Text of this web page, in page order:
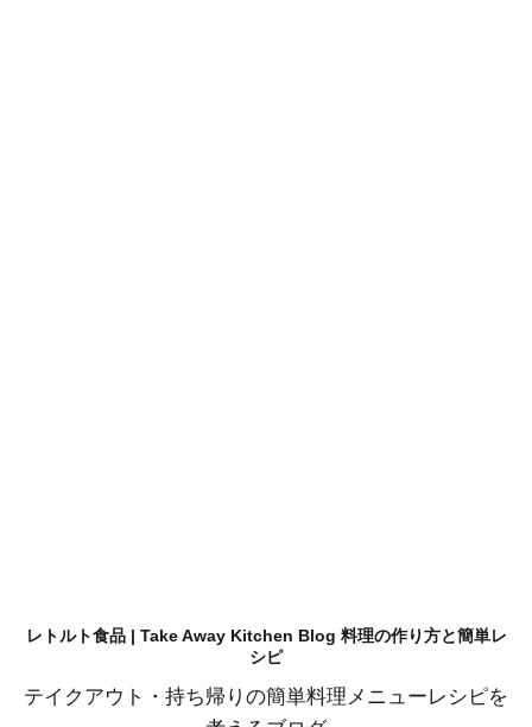
レトルト食品 | Take Away Kitchen Blog 料理の作り方と簡単レ
シピ
テイクアウト・持ち帰りの簡単料理メニューレシピを